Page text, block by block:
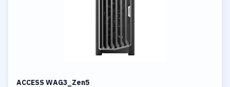
ACCESS WAG3_Zen5